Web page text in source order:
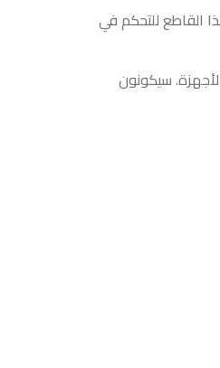
يُستخدم هذا القاطع للتحكم في
سيكونون